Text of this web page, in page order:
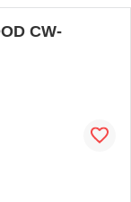
CW-